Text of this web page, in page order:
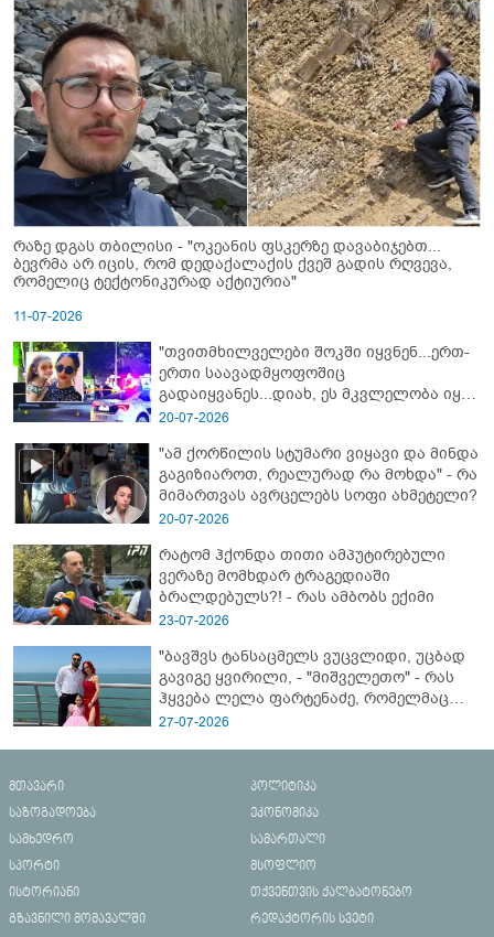
რაზე დგას თბილისი - "ოკეანის ფსკერზე დავაბიჯებთ...
ბევრმა არ იცის, რომ დედაქალაქის ქვეშ გადის რღვევა,
რომელიც ტექტონიკურად აქტიურია"
11-07-2026
"თვითმხილველები შოკში იყვნენ...ერთ-
ერთი საავადმყოფოშიც
გადაიყვანეს...დიახ, ეს მკვლელობა იყო"
- გორში დატრიალებული ტრაგედიის
20-07-2026
"ამ ქორწილის სტუმარი ვიყავი და მინდა
გაგიზიაროთ, რეალურად რა მოხდა" - რა
მიმართვას ავრცელებს სოფი ახმეტელი?
20-07-2026
რატომ ჰქონდა თითი ამპუტირებული
ვერაზე მომხდარ ტრაგედიაში
ბრალდებულს?! - რას ამბობს ექიმი
23-07-2026
"ბავშვს ტანსაცმელს ვუცვლიდი, უცბად
გავიგე ყვირილი, - "მიშველეთო" - რას
ჰყვება ლელა ფარტენაძე, რომელმაც
ბათუმში 16 წლის ბიჭი ზღვაში
27-07-2026
მთავარი
პოლიტიკა
საზოგადოება
ეკონომიკა
სამხედრო
სამართალი
სპორტი
მსოფლიო
ისტორიანი
თქვენთვის ქალბატონებო
გზავნილი მომავალში
რედაქტორის სვეტი